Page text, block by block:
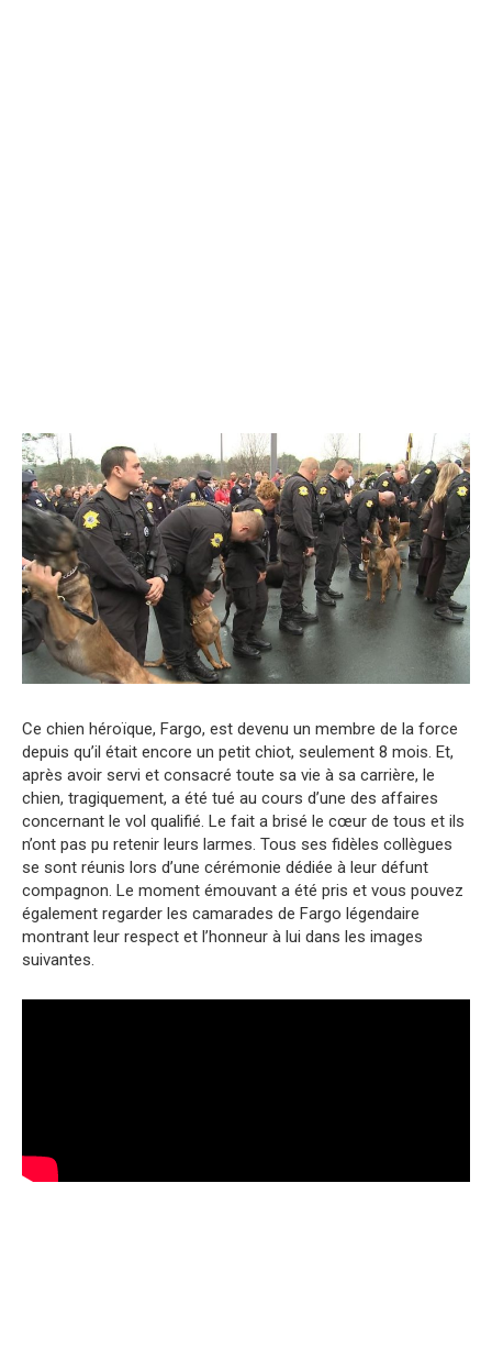
Ce chien héroïque, Fargo, est devenu un membre de la force
depuis qu’il était encore un petit chiot, seulement 8 mois. Et,
après avoir servi et consacré toute sa vie à sa carrière, le
chien, tragiquement, a été tué au cours d’une des affaires
concernant le vol qualifié. Le fait a brisé le cœur de tous et ils
n’ont pas pu retenir leurs larmes. Tous ses fidèles collègues
se sont réunis lors d’une cérémonie dédiée à leur défunt
compagnon. Le moment émouvant a été pris et vous pouvez
également regarder les camarades de Fargo légendaire
montrant leur respect et l’honneur à lui dans les images
suivantes.